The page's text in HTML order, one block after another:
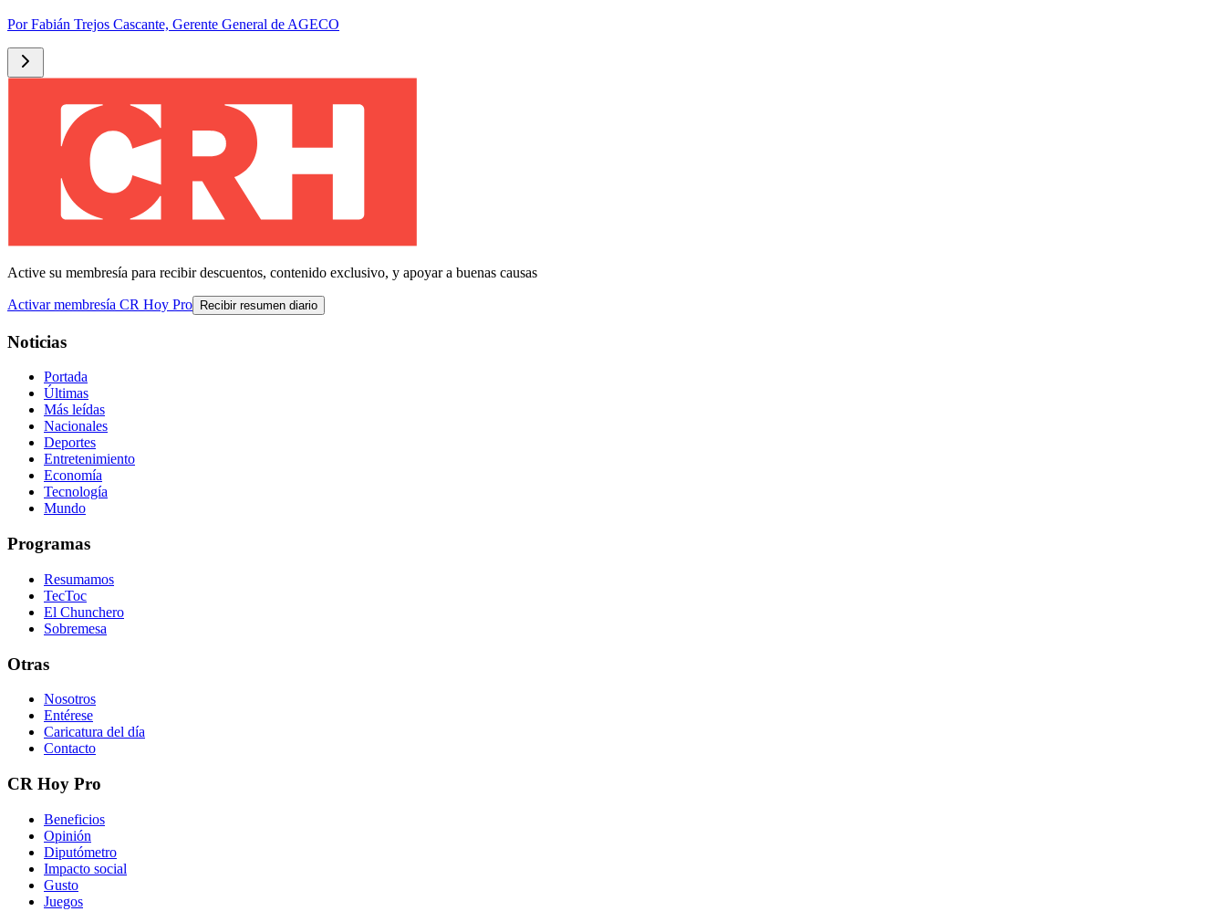
PorFabián Trejos Cascante, Gerente General de AGECO
Active su membresía para recibir descuentos, contenido exclusivo, y apoyar a buenas causas
Activar membresía CR Hoy Pro Recibir resumen diario
Noticias
Portada
Últimas
Más leídas
Nacionales
Deportes
Entretenimiento
Economía
Tecnología
Mundo
Programas
Resumamos
TecToc
El Chunchero
Sobremesa
Otras
Nosotros
Entérese
Caricatura del día
Contacto
CR Hoy Pro
Beneficios
Opinión
Diputómetro
Impacto social
Gusto
Juegos